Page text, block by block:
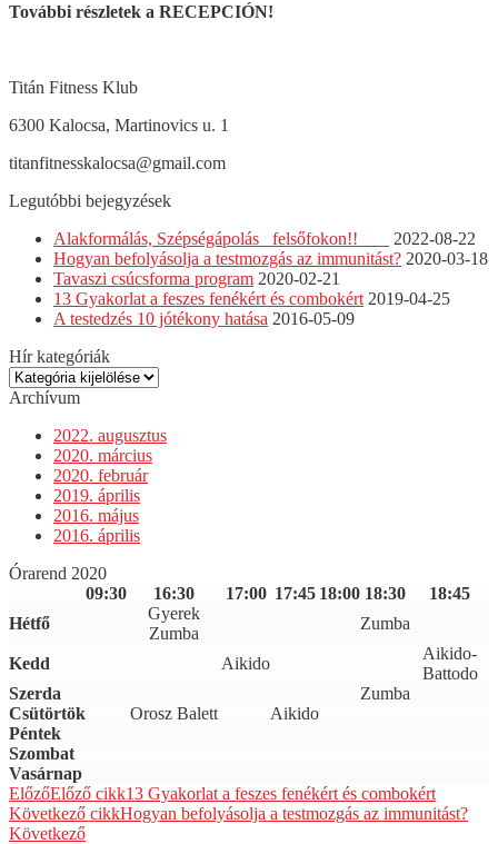
További részletek a RECEPCIÓN!
Titán Fitness Klub
6300 Kalocsa, Martinovics u. 1
titanfitnesskalocsa@gmail.com
Legutóbbi bejegyzések
Alakformálás, Szépségápolás felsőfokon!!
2022-08-22
Hogyan befolyásolja a testmozgás az immunitást? 2020-03-18
Tavaszi csúcsforma program 2020-02-21
13 Gyakorlat a feszes fenékért és combokért 2019-04-25
A testedzés 10 jótékony hatása 2016-05-09
Hír kategóriák
Hír
kategóriák
Archívum
2022. augusztus
2020. március
2020. február
2019. április
2016. május
2016. április
Órarend 2020
09:30
16:30 17:00 17:45 18:00 18:30
18:45
Hétfő
Gyerek
Zumba
Zumba
Kedd Aikido
Aikido-
Battodo
Szerda
Zumba
Csütörtök
Orosz Balett
Aikido
Péntek
Szombat
Vasárnap
ElőzőElőző cikk13 Gyakorlat a feszes fenékért és combokért
Következő cikkHogyan befolyásolja a testmozgás az immunitást?
Következő